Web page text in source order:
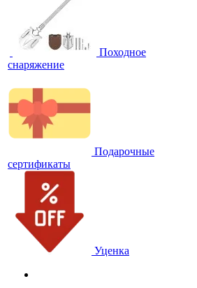
Походное
снаряжение
Подарочные
сертификаты
Уценка